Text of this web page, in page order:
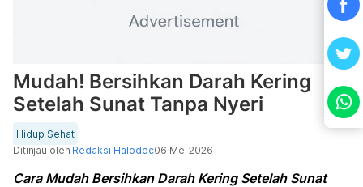
Mudah! Bersihkan Darah Kering
Setelah Sunat Tanpa Nyeri
Hidup Sehat
Ditinjau oleh Redaksi Halodoc06 Mei 2026
Cara Mudah Bersihkan Darah Kering Setelah Sunat